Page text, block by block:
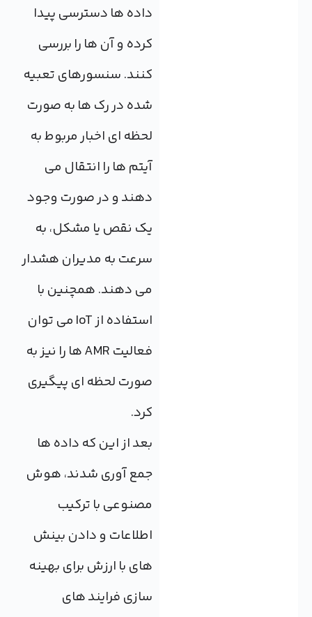
داده ها دسترسی پیدا
کرده و آن ها را بررسی
کنند. سنسورهای تعبیه
شده در رک ها به صورت
لحظه ای اخبار مربوط به
آیتم ها را انتقال می
دهند و در صورت وجود
یک نقص یا مشکل، به
سرعت به مدیران هشدار
می دهند. همچنین با
استفاده از IoT می توان
فعالیت AMR ها را نیز به
صورت لحظه ای پیگیری
کرد.
بعد از این که داده ها
جمع آوری شدند، هوش
مصنوعی با ترکیب
اطلاعات و دادن بینش
های با ارزش برای بهینه
سازی فرایند های